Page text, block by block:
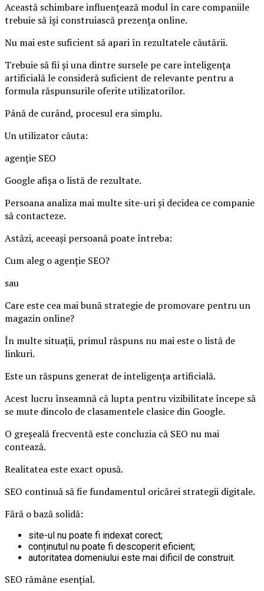
Această schimbare influențează modul în care companiile
trebuie să își construiască prezența online.
Nu mai este suficient să apari în rezultatele căutării.
Trebuie să fii și una dintre sursele pe care inteligența
artificială le consideră suficient de relevante pentru a
formula răspunsurile oferite utilizatorilor.
Până de curând, procesul era simplu.
Un utilizator căuta:
agenție SEO
Google afișa o listă de rezultate.
Persoana analiza mai multe site-uri și decidea ce companie
să contacteze.
Astăzi, aceeași persoană poate întreba:
Cum aleg o agenție SEO?
sau
Care este cea mai bună strategie de promovare pentru un
magazin online?
În multe situații, primul răspuns nu mai este o listă de
linkuri.
Este un răspuns generat de inteligența artificială.
Acest lucru înseamnă că lupta pentru vizibilitate începe să
se mute dincolo de clasamentele clasice din Google.
O greșeală frecventă este concluzia că SEO nu mai
contează.
Realitatea este exact opusă.
SEO continuă să fie fundamentul oricărei strategii digitale.
Fără o bază solidă:
site-ul nu poate fi indexat corect;
conținutul nu poate fi descoperit eficient;
autoritatea domeniului este mai dificil de construit.
SEO rămâne esențial.